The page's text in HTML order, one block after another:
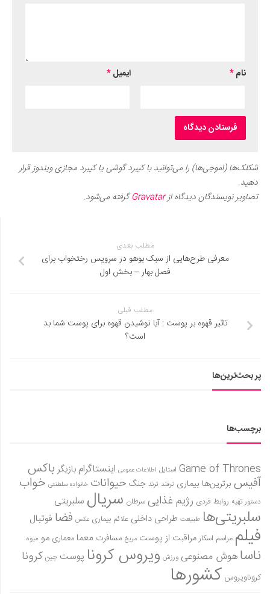
نام* ایمیل*
شکلک‌ها (اموجی‌ها) را می‌توانید با کیبرد گوشی یا کیبرد مجازی ویندوز قرار
دهید.
تصاویر نویسندگان دیدگاه ازGravatarگرفته می‌شود.
مطلب بعدی
معرفی طرح‌هایی از سبک بوهو در سرویس رختخواب برای
فصل بهار – بخش اول
مطلب قبلی
تاثیر قهوه بر پوست : آیا نوشیدن قهوه برای پوست شما بد
است؟
پر بحث‌ترین‌ها
برچسب‌ها
Game of Thrones استایل اطلاعات عمومی اینستاگرام بازیگر باکس
آفیس برترین‌ها بیماری ترفند ترند جنگ حیوانات خانواده سلطنتی خواب
دستور تهیه روابط فردی رژیم غذاییسرطان سریال سلبریتی
سلبریتی‌ها طبیعت طراحی داخلی علائم بیماری عکس فضا فوتبال
فیلم مراسم اسکارمراقبت از پوست مریخ مسافرت معمامعماری مو میوه
ناساهوش مصنوعی ورزش ویروس کرونا پوست چین کرونا
کروناویروس کشورها